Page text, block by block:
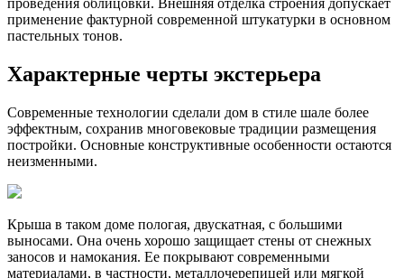
применение фактурной современной штукатурки в основном
пастельных тонов.
Характерные черты экстерьера
Современные технологии сделали дом в стиле шале более
эффектным, сохранив многовековые традиции размещения
постройки. Основные конструктивные особенности остаются
неизменными.
Крыша в таком доме пологая, двускатная, с большими
выносами. Она очень хорошо защищает стены от снежных
заносов и намокания. Ее покрывают современными
материалами, в частности, металлочерепицей или мягкой